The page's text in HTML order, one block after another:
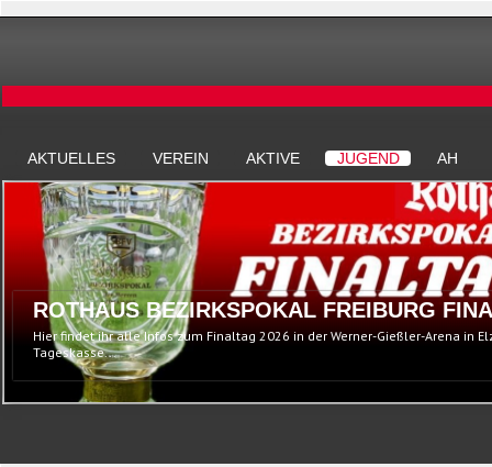
AKTUELLES VEREIN AKTIVE JUGEND AH
ROTHAUS BEZIRKSPOKAL FREIBURG
Hier findet ihr alle Infos zum Finaltag 2026 in der Werner-Gießler-Arena in
Tageskasse...